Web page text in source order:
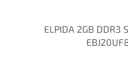
ELPIDA 2GB DDR3